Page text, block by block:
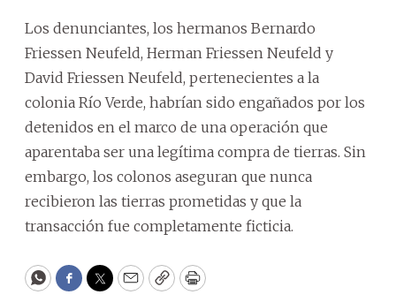
Los denunciantes, los hermanos Bernardo
Friessen Neufeld, Herman Friessen Neufeld y
David Friessen Neufeld, pertenecientes a la
colonia Río Verde, habrían sido engañados por los
detenidos en el marco de una operación que
aparentaba ser una legítima compra de tierras. Sin
embargo, los colonos aseguran que nunca
recibieron las tierras prometidas y que la
transacción fue completamente ficticia.
WhatsApp
Facebook
Twitter
EmailCopyPrint